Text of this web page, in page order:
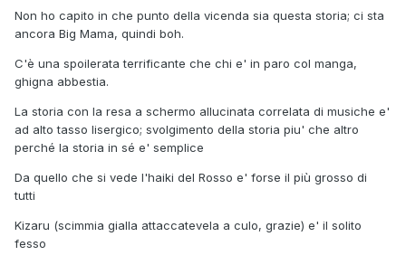
Non ho capito in che punto della vicenda sia questa storia; ci sta
ancora Big Mama, quindi boh.
C'è una spoilerata terrificante che chi e' in paro col manga,
ghigna abbestia.
La storia con la resa a schermo allucinata correlata di musiche e'
ad alto tasso lisergico; svolgimento della storia piu' che altro
perché la storia in sé e' semplice
Da quello che si vede l'haiki del Rosso e' forse il più grosso di
tutti
Kizaru (scimmia gialla attaccatevela a culo, grazie) e' il solito
fesso